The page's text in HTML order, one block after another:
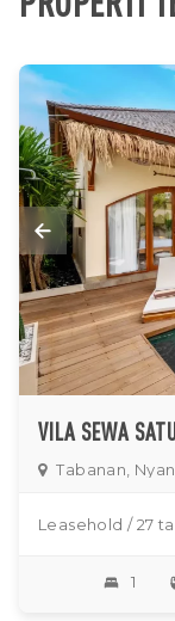
Tabanan,
Leasehold / 27
1